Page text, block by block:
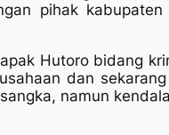
pihak
Hutoro bidang
dan
namun